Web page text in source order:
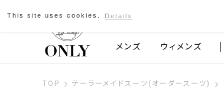
京都発のスーツブランド ONLY
メンズ ウィメンズ
TOP テーラーメイドスーツ(オーダースーツ)
This site uses cookies. Details